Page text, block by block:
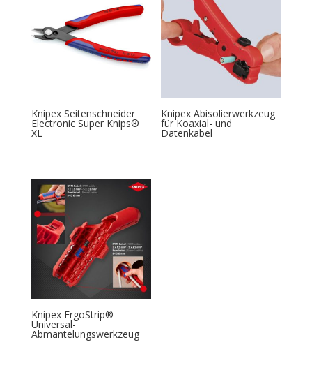
Knipex Seitenschneider
Electronic Super Knips®
XL
Knipex Abisolierwerkzeug
für Koaxial- und
Datenkabel
Knipex ErgoStrip®
Universal-
Abmantelungswerkzeug